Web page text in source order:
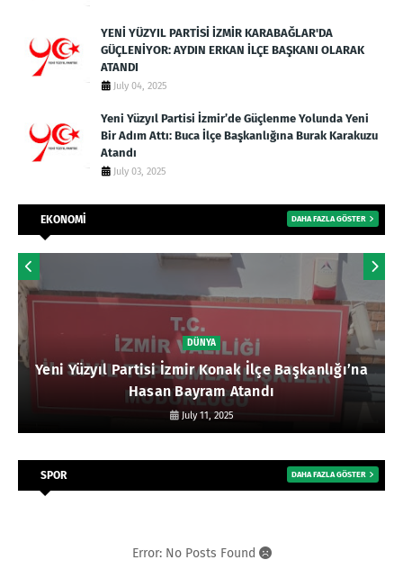
YENİ YÜZYIL PARTİSİ İZMİR KARABAĞLAR'DA
GÜÇLENİYOR: AYDIN ERKAN İLÇE BAŞKANI OLARAK
ATANDI
July 04, 2025
Yeni Yüzyıl Partisi İzmir’de Güçlenme Yolunda Yeni
Bir Adım Attı: Buca İlçe Başkanlığına Burak Karakuzu
Atandı
July 03, 2025
EKONOMİ DAHA FAZLA GÖSTER
DÜNYA
Yeni Yüzyıl Partisi İzmir Konak İlçe Başkanlığı’na
Hasan Bayram Atandı
July 11, 2025
SPOR DAHA FAZLA GÖSTER
Error: No Posts Found